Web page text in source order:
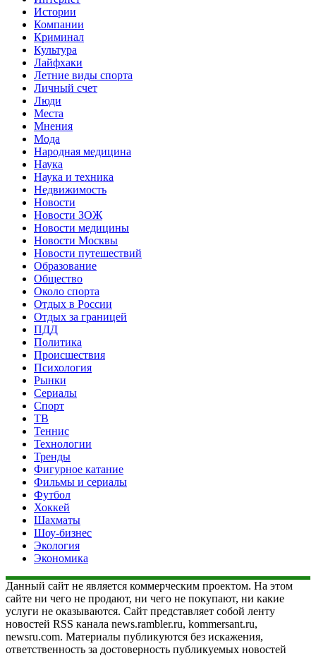
Истории
Компании
Криминал
Культура
Лайфхаки
Летние виды спорта
Личный счет
Люди
Места
Мнения
Мода
Народная медицина
Наука
Наука и техника
Недвижимость
Новости
Новости ЗОЖ
Новости медицины
Новости Москвы
Новости путешествий
Образование
Общество
Около спорта
Отдых в России
Отдых за границей
ПДД
Политика
Происшествия
Психология
Рынки
Сериалы
Спорт
ТВ
Теннис
Технологии
Тренды
Фигурное катание
Фильмы и сериалы
Футбол
Хоккей
Шахматы
Шоу-бизнес
Экология
Экономика
Данный сайт не является коммерческим проектом. На этом
сайте ни чего не продают, ни чего не покупают, ни какие
услуги не оказываются. Сайт представляет собой ленту
новостей RSS канала news.rambler.ru, kommersant.ru,
newsru.com. Материалы публикуются без искажения,
ответственность за достоверность публикуемых новостей